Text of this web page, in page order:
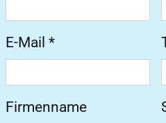
E-Mail *
Firmenname